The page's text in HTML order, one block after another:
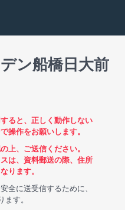
ン船橋日大前
ると、正しく動作しない
操作をお願いします。
上、ご送信ください。
は、資料郵送の際、住所
ります。
全に送受信するために、
す。